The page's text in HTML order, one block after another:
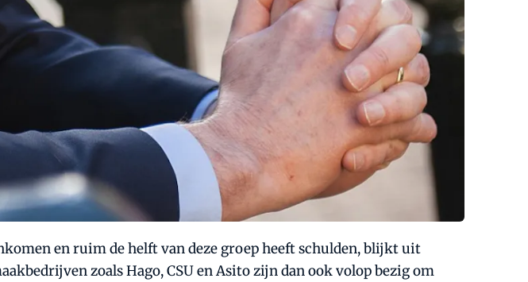
en ruim de helft van deze groep heeft schulden, blijkt uit
zoals Hago, CSU en Asito zijn dan ook volop bezig om